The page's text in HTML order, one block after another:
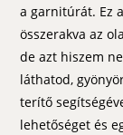
a garnitúrát. Ez
összerakva az
de azt hiszem
láthatod,
terítő
lehetőséget és